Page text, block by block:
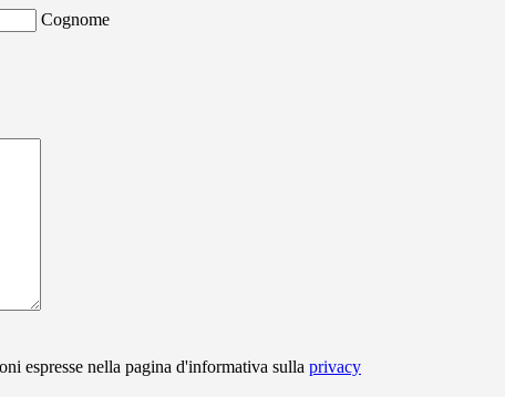
Cognome
espresse nella pagina d'informativa sulla privacy